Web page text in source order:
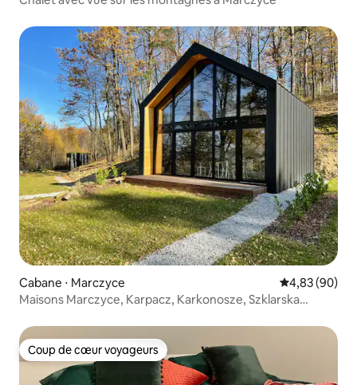
Cabane ⋅ Marczyce Évaluation
4,83 (90)
Maisons Marczyce, Karpacz, Karkonosze, Szklarska
Coup de cœur voyageurs
Coup de cœur voyageurs